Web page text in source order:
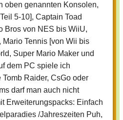
oben genannten Konsolen,
5-10], Captain Toad
Bros von NES bis WiiU,
Tennis [von Wii bis
Super Mario Maker und
dem PC spiele ich
Raider, CsGo oder
darf man auch nicht
Erweiterungspacks: Einfach
/Jahreszeiten Puh,